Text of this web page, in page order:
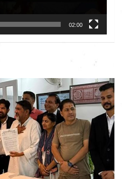
02:00